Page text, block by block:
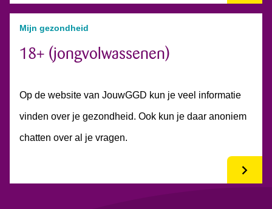
Mijn gezondheid
18+ (jongvolwassenen)
Op de website van JouwGGD kun je veel informatie
vinden over je gezondheid. Ook kun je daar anoniem
chatten over al je vragen.